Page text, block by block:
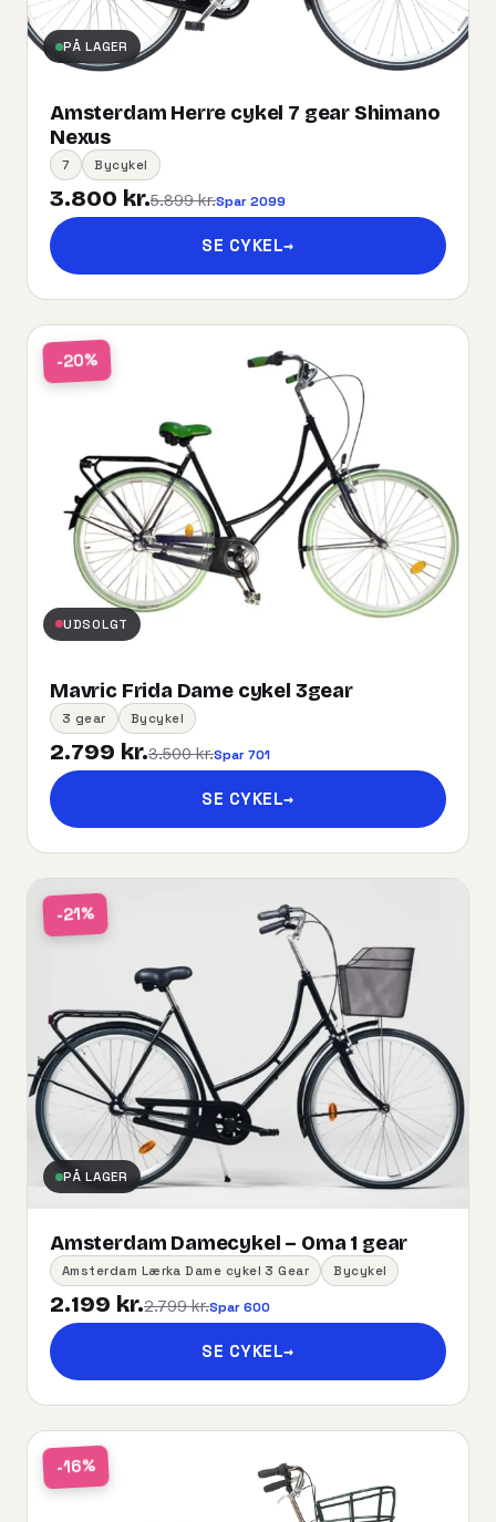
PÅ LAGER
Amsterdam Herre cykel 7 gear Shimano
Nexus
7 Bycykel
3.800 kr.5.899 kr.Spar 2099
SE CYKEL→
-20%
UDSOLGT
Mavric Frida Dame cykel 3gear
3 gear Bycykel
2.799 kr.3.500 kr.Spar 701
SE CYKEL→
-21%
PÅ LAGER
Amsterdam Damecykel – Oma 1 gear
Amsterdam Lærka Dame cykel 3 Gear Bycykel
2.199 kr.2.799 kr.Spar 600
SE CYKEL→
-16%